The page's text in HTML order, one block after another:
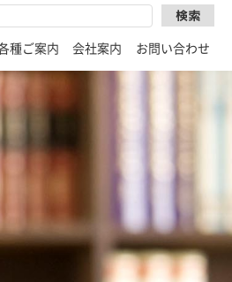
種ご案内 会社案内 お問い合わせ